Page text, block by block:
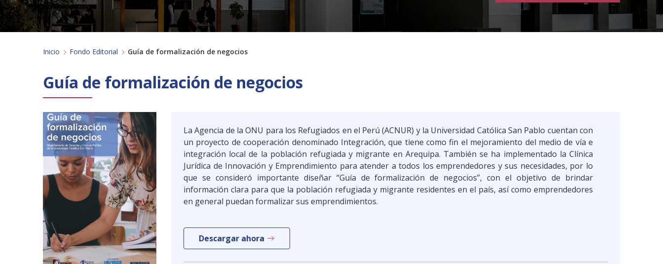
Inicio Fondo Editorial Guía de formalización de negocios
Guía de formalización de negocios
La Agencia de la ONU para los Refugiados en el Perú (ACNUR) y la Universidad Católica San Pablo cuentan con
un proyecto de cooperación denominado Integración, que tiene como fin el mejoramiento del medio de vía e
integración local de la población refugiada y migrante en Arequipa. También se ha implementado la Clínica
Jurídica de Innovación y Emprendimiento para atender a todos los emprendedores y sus necesidades, por lo
que se consideró importante diseñar “Guía de formalización de negocios”, con el objetivo de brindar
información clara para que la población refugiada y migrante residentes en el país, así como emprendedores
en general puedan formalizar sus emprendimientos.
Descargar ahora